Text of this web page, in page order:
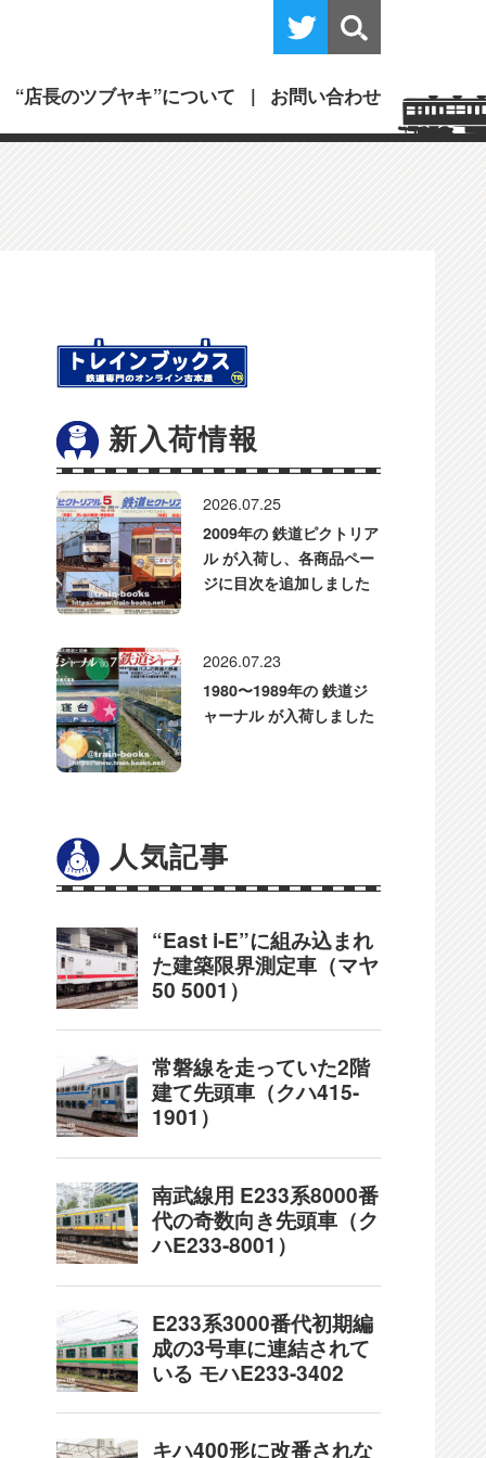
“店長のツブヤキ”について お問い合わせ
新入荷情報
2026.07.25
2009年の 鉄道ピクトリア
ル が入荷し、各商品ペー
ジに目次を追加しました
2026.07.23
1980〜1989年の 鉄道ジ
ャーナル が入荷しました
人気記事